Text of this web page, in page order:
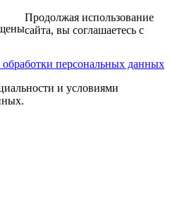
персональных данных
Продолжая использование
сайта, вы соглашаетесь с
и условиями